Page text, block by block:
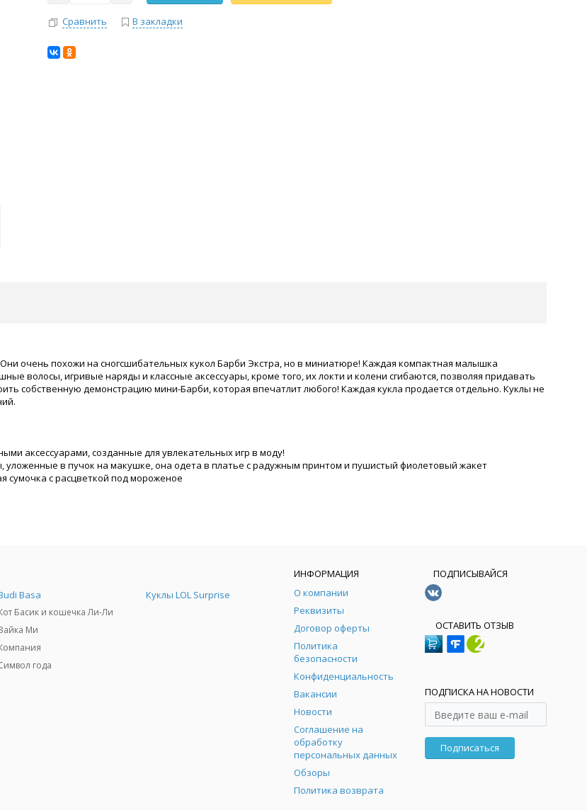
Сравнить В закладки
очень похожи на сногсшибательных кукол Барби Экстра, но в миниатюре! Каждая компактная малышка
волосы, игривые наряды и классные аксессуары, кроме того, их локти и колени сгибаются, позволяя придавать
собственную демонстрацию мини-Барби, которая впечатлит любого! Каждая кукла продается отдельно. Куклы не
аксессуарами, созданные для увлекательных игр в моду!
в пучок на макушке, она одета в платье с радужным принтом и пушистый фиолетовый жакет
сумочка с расцветкой под мороженое
Basa
Басик и кошечка Ли-Ли
Ми
года
Куклы LOL Surprise
ИНФОРМАЦИЯ
О компании
Реквизиты
Договор оферты
Политика
безопасности
Конфиденциальность
Вакансии
Новости
Соглашение на
обработку
персональных данных
Обзоры
Политика возврата
ПОДПИСЫВАЙСЯ
ОСТАВИТЬ ОТЗЫВ
ПОДПИСКА НА НОВОСТИ
Подписаться